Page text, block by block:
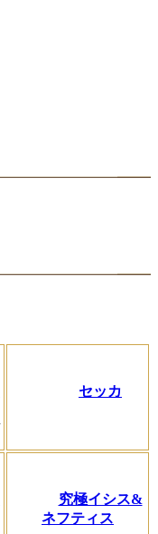
セッカ
究極イシス&
ネフティス